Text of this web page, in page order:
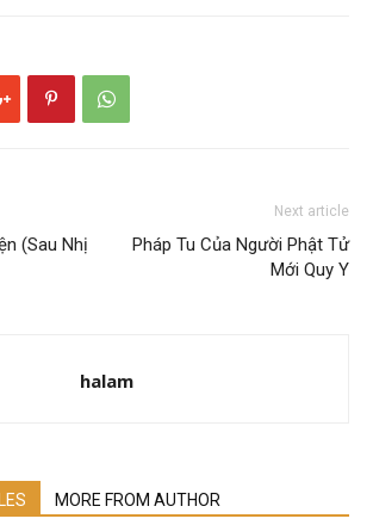
(Sau Nhị
Next article
Pháp Tu Của Người Phật Tử
Mới Quy Y
halam
MORE FROM AUTHOR